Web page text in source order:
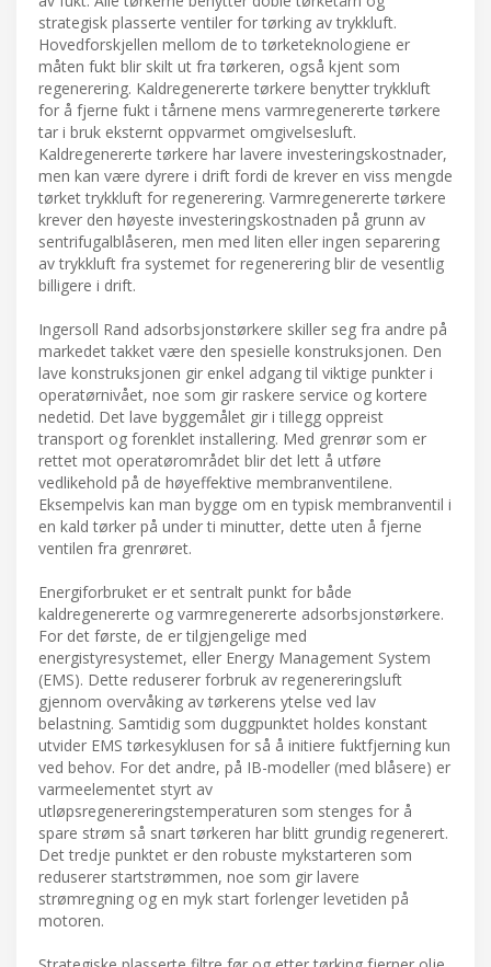
strategisk plasserte ventiler for tørking av trykkluft.
Hovedforskjellen mellom de to tørketeknologiene er
måten fukt blir skilt ut fra tørkeren, også kjent som
regenerering. Kaldregenererte tørkere benytter trykkluft
for å fjerne fukt i tårnene mens varmregenererte tørkere
tar i bruk eksternt oppvarmet omgivelsesluft.
Kaldregenererte tørkere har lavere investeringskostnader,
men kan være dyrere i drift fordi de krever en viss mengde
tørket trykkluft for regenerering. Varmregenererte tørkere
krever den høyeste investeringskostnaden på grunn av
sentrifugalblåseren, men med liten eller ingen separering
av trykkluft fra systemet for regenerering blir de vesentlig
billigere i drift.
Ingersoll Rand adsorbsjonstørkere skiller seg fra andre på
markedet takket være den spesielle konstruksjonen. Den
lave konstruksjonen gir enkel adgang til viktige punkter i
operatørnivået, noe som gir raskere service og kortere
nedetid. Det lave byggemålet gir i tillegg oppreist
transport og forenklet installering. Med grenrør som er
rettet mot operatørområdet blir det lett å utføre
vedlikehold på de høyeffektive membranventilene.
Eksempelvis kan man bygge om en typisk membranventil i
en kald tørker på under ti minutter, dette uten å fjerne
ventilen fra grenrøret.
Energiforbruket er et sentralt punkt for både
kaldregenererte og varmregenererte adsorbsjonstørkere.
For det første, de er tilgjengelige med
energistyresystemet, eller Energy Management System
(EMS). Dette reduserer forbruk av regenereringsluft
gjennom overvåking av tørkerens ytelse ved lav
belastning. Samtidig som duggpunktet holdes konstant
utvider EMS tørkesyklusen for så å initiere fuktfjerning kun
ved behov. For det andre, på IB-modeller (med blåsere) er
varmeelementet styrt av
utløpsregenereringstemperaturen som stenges for å
spare strøm så snart tørkeren har blitt grundig regenerert.
Det tredje punktet er den robuste mykstarteren som
reduserer startstrømmen, noe som gir lavere
strømregning og en myk start forlenger levetiden på
motoren.